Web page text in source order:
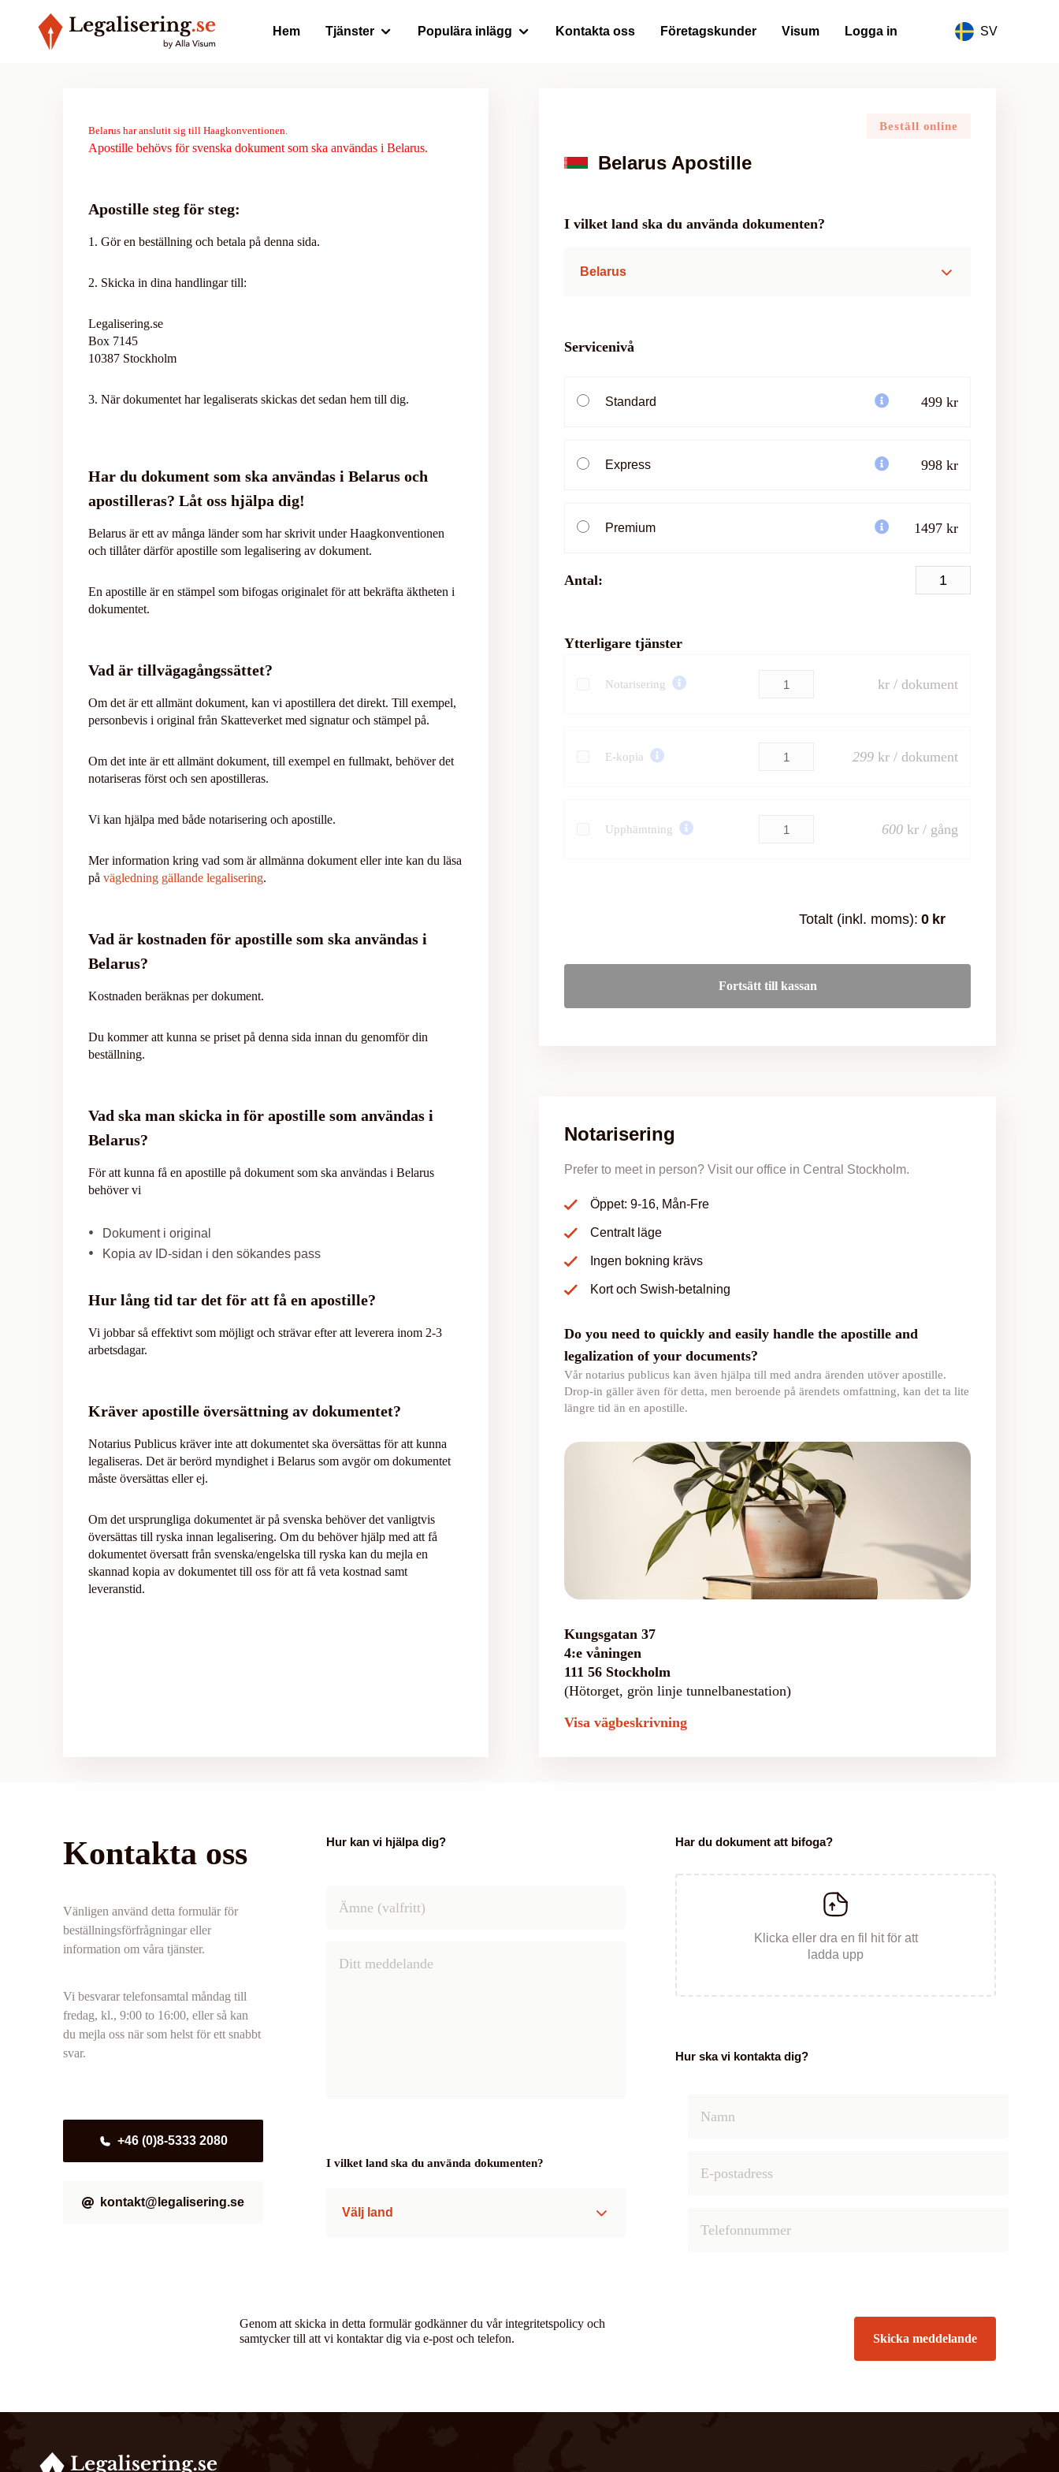
Hem Tjänster Populära inlägg Kontakta oss Företagskunder Visum Logga in SV
Belarus har anslutit sig till Haagkonventionen.
Apostille behövs för svenska dokument som ska användas i Belarus.
Apostille steg för steg:
1. Gör en beställning och betala på denna sida.
2. Skicka in dina handlingar till:
Legalisering.se
Box 7145
10387 Stockholm
3. När dokumentet har legaliserats skickas det sedan hem till dig.
Har du dokument som ska användas i Belarus och
apostilleras? Låt oss hjälpa dig!
Belarus är ett av många länder som har skrivit under Haagkonventionen
och tillåter därför apostille som legalisering av dokument.
En apostille är en stämpel som bifogas originalet för att bekräfta äktheten i
dokumentet.
Vad är tillvägagångssättet?
Om det är ett allmänt dokument, kan vi apostillera det direkt. Till exempel,
personbevis i original från Skatteverket med signatur och stämpel på.
Om det inte är ett allmänt dokument, till exempel en fullmakt, behöver det
notariseras först och sen apostilleras.
Vi kan hjälpa med både notarisering och apostille.
Mer information kring vad som är allmänna dokument eller inte kan du läsa
på vägledning gällande legalisering.
Vad är kostnaden för apostille som ska användas i
Belarus?
Kostnaden beräknas per dokument.
Du kommer att kunna se priset på denna sida innan du genomför din
beställning.
Vad ska man skicka in för apostille som användas i
Belarus?
För att kunna få en apostille på dokument som ska användas i Belarus
behöver vi
Dokument i original
Kopia av ID-sidan i den sökandes pass
Hur lång tid tar det för att få en apostille?
Vi jobbar så effektivt som möjligt och strävar efter att leverera inom 2-3
arbetsdagar.
Kräver apostille översättning av dokumentet?
Notarius Publicus kräver inte att dokumentet ska översättas för att kunna
legaliseras. Det är berörd myndighet i Belarus som avgör om dokumentet
måste översättas eller ej.
Om det ursprungliga dokumentet är på svenska behöver det vanligtvis
översättas till ryska innan legalisering. Om du behöver hjälp med att få
dokumentet översatt från svenska/engelska till ryska kan du mejla en
skannad kopia av dokumentet till oss för att få veta kostnad samt
leveranstid.
Beställ online
Belarus Apostille
I vilket land ska du använda dokumenten?
Belarus
Servicenivå
Standard 499 kr
Express 998 kr
Premium 1497 kr
Antal:
Ytterligare tjänster
Notarisering kr / dokument
E-kopia 299 kr / dokument
Upphämtning 600 kr / gång
Totalt (inkl. moms): 0 kr
Fortsätt till kassan
Notarisering
Prefer to meet in person? Visit our office in Central Stockholm.
Öppet: 9-16, Mån-Fre
Centralt läge
Ingen bokning krävs
Kort och Swish-betalning
Do you need to quickly and easily handle the apostille and
legalization of your documents?
Vår notarius publicus kan även hjälpa till med andra ärenden utöver apostille.
Drop-in gäller även för detta, men beroende på ärendets omfattning, kan det ta lite
längre tid än en apostille.
Kungsgatan 37
4:e våningen
111 56 Stockholm
(Hötorget, grön linje tunnelbanestation)
Visa vägbeskrivning
Kontakta oss
Vänligen använd detta formulär för
beställningsförfrågningar eller
information om våra tjänster.
Vi besvarar telefonsamtal måndag till
fredag, kl., 9:00 to 16:00, eller så kan
du mejla oss när som helst för ett snabbt
svar.
+46 (0)8-5333 2080
kontakt@legalisering.se
Hur kan vi hjälpa dig?
I vilket land ska du använda dokumenten?
Välj land
Har du dokument att bifoga?
Klicka eller dra en fil hit för att
ladda upp
Hur ska vi kontakta dig?
Genom att skicka in detta formulär godkänner du vår integritetspolicy och
samtycker till att vi kontaktar dig via e-post och telefon.
Skicka meddelande